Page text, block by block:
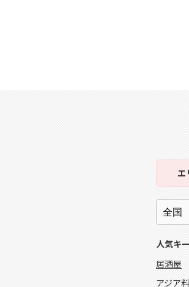
エ
人気キ
居酒屋
アジア